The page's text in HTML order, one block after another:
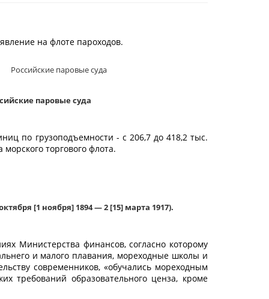
на флоте пароходов.
паровые суда
по грузоподъемности - с 206,7 до 418,2 тыс.
торгового флота.
[1 ноября] 1894 — 2 [15] марта 1917).
Министерства финансов, согласно которому
и малого плавания, мореходные школы и
современников, «обучались мореходным
требований образовательного ценза, кроме